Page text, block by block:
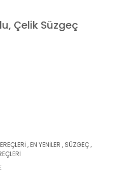
Çelik Süzgeç
,EN YENİLER , SÜZGEÇ,